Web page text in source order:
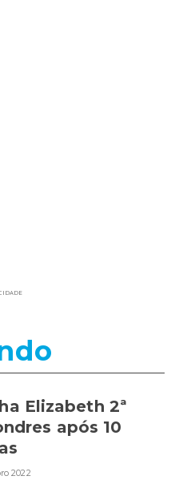
Elizabeth 2ª
após 10
2022